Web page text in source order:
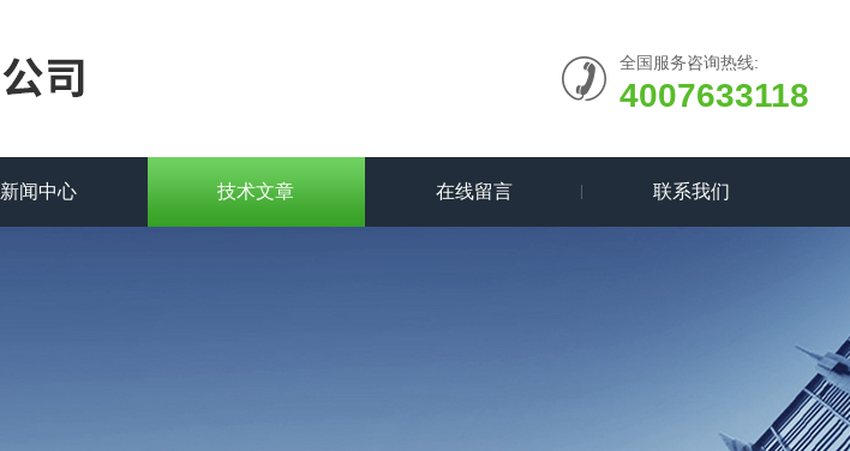
全国服务咨询热线:
4007633118
新闻中心 技术文章 在线留言 联系我们